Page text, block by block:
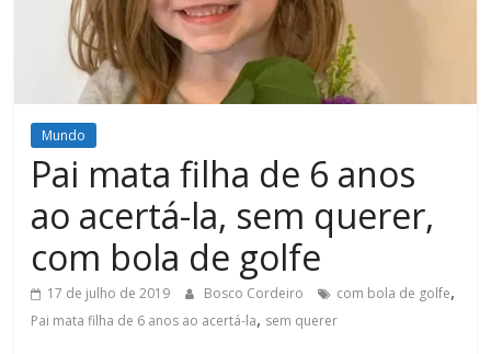
Figueiredo
Mundo
Pai mata filha de 6 anos
ao acertá-la, sem querer,
com bola de golfe
17 de julho de 2019 Bosco Cordeiro com bola de golfe,
Pai mata filha de 6 anos ao acertá-la, sem querer